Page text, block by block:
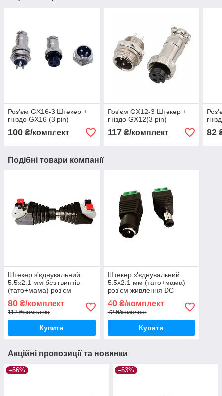
Роз'єм GX16-3 Штекер +
гніздо GX16 (3 pin)
100 ₴/комплект
Роз'єм GX12-3 Штекер +
гніздо GX12(3 pin)
117₴/комплект 82
Подібні товари компанії
Штекер з'єднувальний
5.5х2.1 мм без гвинтів
(тато+мама) роз'єм
80 ₴/комплект
112 ₴/комплект
Купити
Штекер з'єднувальний
5.5х2.1 мм (тато+мама)
роз'єм живлення DC
40₴/комплект
72 ₴/комплект
Купити
Акційні пропозиції та новинки
–56% –53%